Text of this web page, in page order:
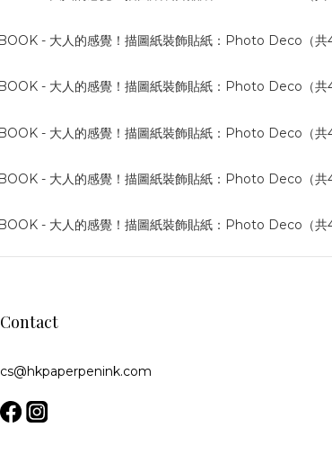
Contact
cs@hkpaperpenink.com